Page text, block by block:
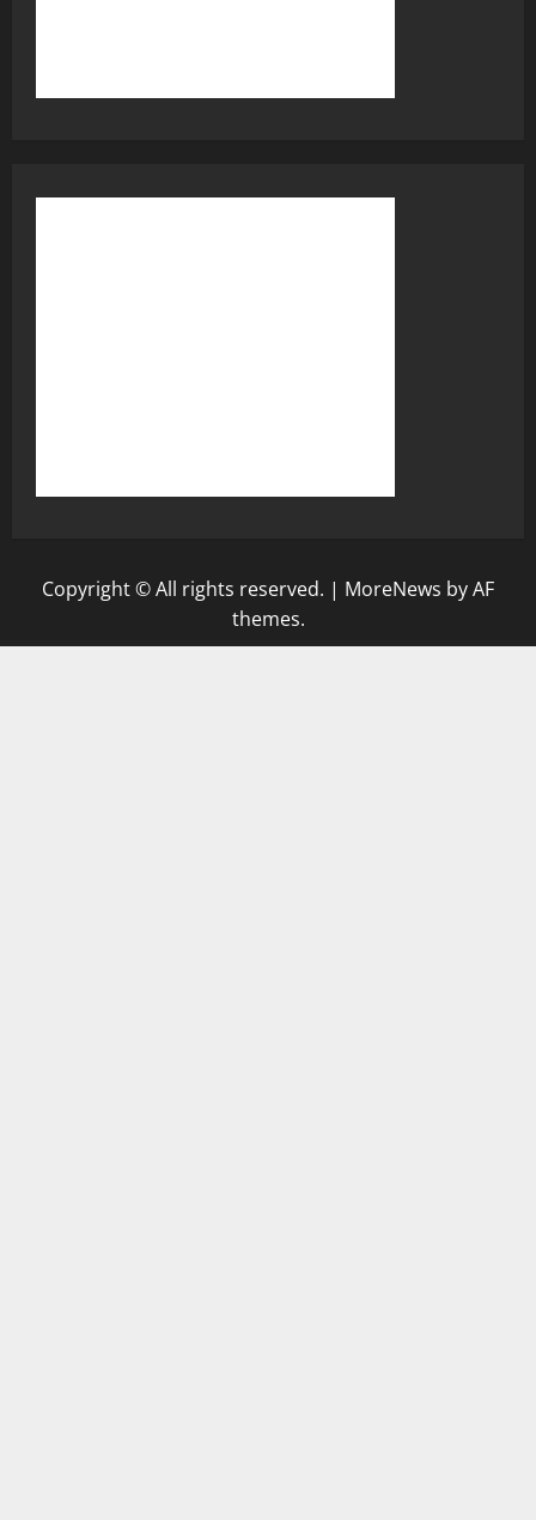
Copyright © All rights reserved. | MoreNews by AF
themes.